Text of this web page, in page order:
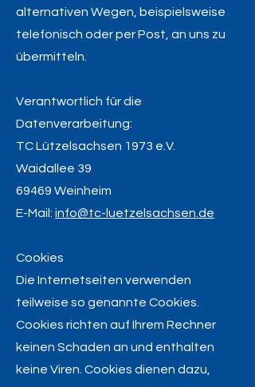
alternativen Wegen, beispielsweise
telefonisch oder per Post, an uns zu
übermitteln.
Verantwortlich für die
Datenverarbeitung:
TC Lützelsachsen 1973 e.V.
Waidallee 39
69469 Weinheim
E-Mail: info@tc-luetzelsachsen.de
Cookies
Die Internetseiten verwenden
teilweise so genannte Cookies.
Cookies richten auf Ihrem Rechner
keinen Schaden an und enthalten
keine Viren. Cookies dienen dazu,